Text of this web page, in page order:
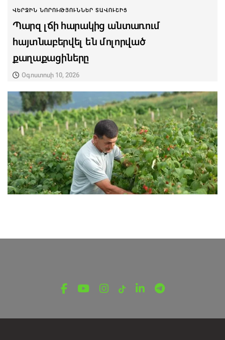
ՎԵՐՋԻՆ ՆՈՐՈՒԹՅՈՒՆՆԵՐ ՏԱՎՈՒՇԻՑ
Պարզ լճի հարակից անտառում
հայտնաբերվել են մոլորված
քաղաքացիները
Օգոստոսի 10, 2026
գյուղատնտեսության խնդիրներն ու նոր